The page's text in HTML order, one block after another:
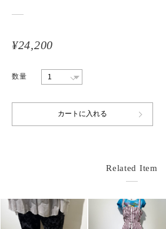
¥24,200
数量
Related Item